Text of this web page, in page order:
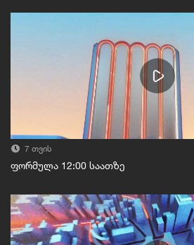
7 თვის
ფორმულა 12:00 საათზე